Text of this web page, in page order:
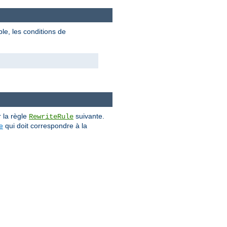
les conditions de
la règle RewriteRule suivante.
qui doit correspondre à la